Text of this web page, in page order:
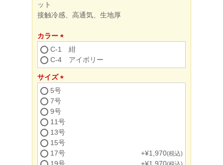
ット
接触冷感、高通気、生地厚
カラー
(必
須)
C-1 紺
C-4 アイボリー
サイズ
(必
須)
5号
7号
9号
11号
13号
15号
17号
+¥1,970 税込